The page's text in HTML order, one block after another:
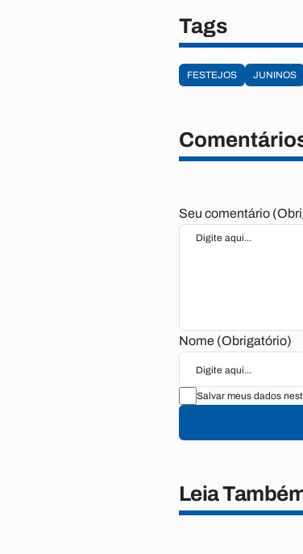
Tags
FESTEJOS JUNINOS
Seu comentário
Nome (Obrigatório)
Salvar meus dados
Leia